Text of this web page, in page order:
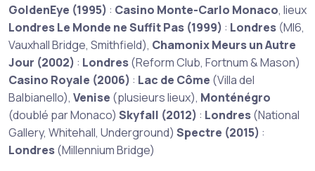
GoldenEye (1995) : Casino Monte-Carlo Monaco, lieux
LondresLe Monde ne Suffit Pas (1999) : Londres (MI6,
Vauxhall Bridge, Smithfield), ChamonixMeurs un Autre
Jour (2002) : Londres(Reform Club, Fortnum & Mason)
Casino Royale (2006) : Lac de Côme (Villa del
Balbianello), Venise (plusieurs lieux), Monténégro
(doublé par Monaco) Skyfall (2012) : Londres(National
Gallery, Whitehall, Underground) Spectre (2015) :
Londres(Millennium Bridge)